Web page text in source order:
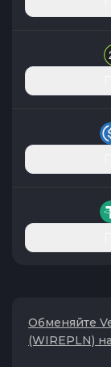
Обменяйте
(WIREPLN)